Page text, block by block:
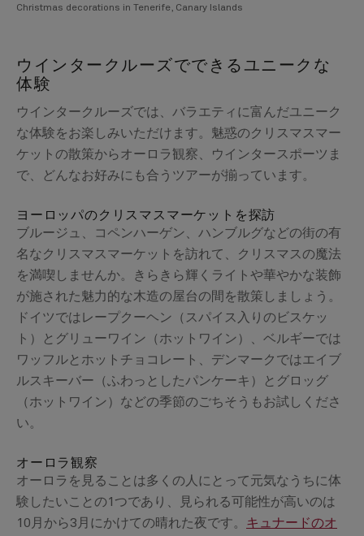
Christmas decorations in Tenerife, Canary Islands
ウインタークルーズでできるユニークな
体験
ウインタークルーズでは、バラエティに富んだユニーク
な体験をお楽しみいただけます。魅惑のクリスマスマー
ケットの散策からオーロラ観察、ウインタースポーツま
で、どんなお好みにも合うツアーが揃っています。
ヨーロッパのクリスマスマーケットを探訪
ブルージュ、コペンハーゲン、ハンブルグなどの街の有
名なクリスマスマーケットを訪れて、クリスマスの魔法
を満喫しませんか。きらきら輝くライトや華やかな装飾
が施された魅力的な木造の屋台の間を散策しましょう。
ドイツではレープクーヘン（スパイス入りのビスケッ
ト）とグリューワイン（ホットワイン）、ベルギーでは
ワッフルとホットチョコレート、デンマークではエイブ
ルスキーバー（ふわっとしたパンケーキ）とグロッグ
（ホットワイン）などの季節のごちそうもお試しくださ
い。
オーロラ観察
オーロラを見ることは多くの人にとって元気なうちに体
験したいことの1つであり、見られる可能性が高いのは
10月から3月にかけての晴れた夜です。 キュナードのオ